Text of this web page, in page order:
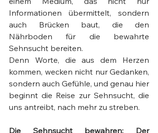
Informationen übermittelt, sondern
auch Brücken baut, die den
Nährboden für die bewahrte
Sehnsucht bereiten.
Denn Worte, die aus dem Herzen
kommen, wecken nicht nur Gedanken,
sondern auch Gefühle, und genau hier
beginnt die Reise zur Sehnsucht, die
uns antreibt, nach mehr zu streben.
Die Sehnsucht bewahren: Der